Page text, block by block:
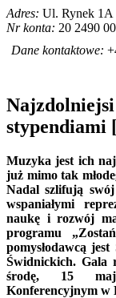
Adres: Ul. Rynek 1A
Nr konta: 20 2490
Dane kontaktowe:
stypendiami
Muzyka jest ich
już mimo tak
Nadal szlifują swój
wspaniałymi
naukę i rozwój
programu
pomysłodawcą
Świdnickich. Gala
środę, 15
Konferencyjnym w